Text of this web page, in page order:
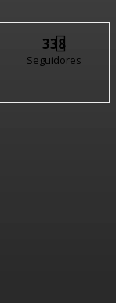
338
Seguidores